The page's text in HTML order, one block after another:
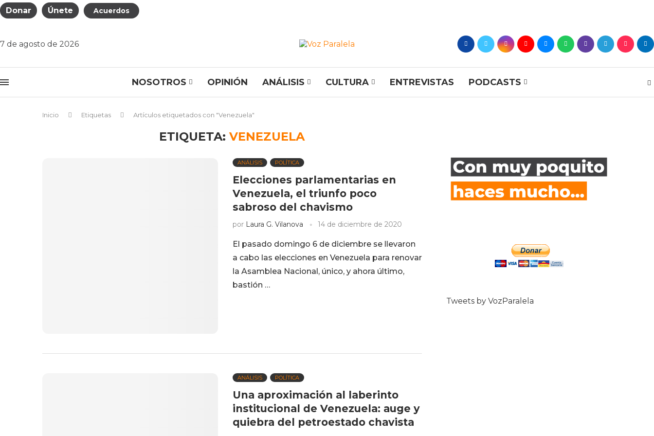
Donar Únete Acuerdos
7 de agosto de 2026
NOSOTROS OPINIÓN ANÁLISIS CULTURA ENTREVISTAS PODCASTS
Inicio Etiquetas Artículos etiquetados con "Venezuela"
ETIQUETA:VENEZUELA
ANÁLISIS POLÍTICA
Elecciones parlamentarias en
Venezuela, el triunfo poco
sabroso del chavismo
por Laura G. Vilanova 14 de diciembre de 2020
El pasado domingo 6 de diciembre se llevaron
a cabo las elecciones en Venezuela para renovar
la Asamblea Nacional, único, y ahora último,
bastión …
ANÁLISIS POLÍTICA
Una aproximación al laberinto
institucional de Venezuela: auge y
quiebra del petroestado chavista
Tweets by VozParalela